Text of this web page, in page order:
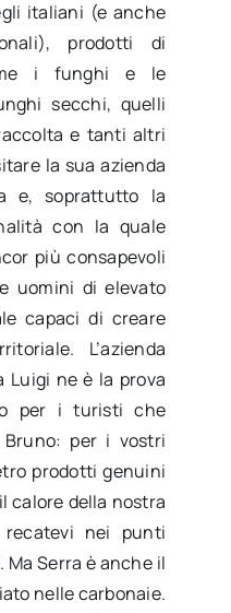
italiani (e anche
prodotti di
i funghi e le
secchi, quelli
e tanti altri
la sua azienda
e, soprattutto la
con la quale
più consapevoli
uomini di elevato
capaci di creare
L’azienda
Luigi ne è la prova
per i turisti che
per i vostri
prodotti genuini
calore della nostra
recatevi nei punti
Serra è anche il
nelle carbonaie.